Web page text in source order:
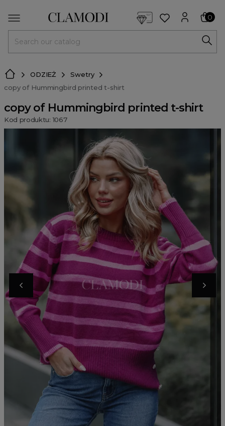
0
ODZIEŻ
Swetry
copy of Hummingbird printed t-shirt
copy of Hummingbird printed t-shirt
Kod produktu: 1067